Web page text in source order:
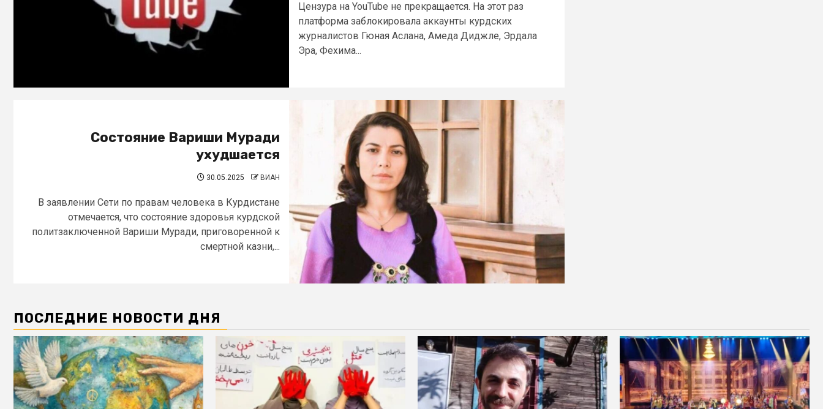
Цензура на YouTube не прекращается. На этот раз
платформа заблокировала аккаунты курдских
журналистов Гюная Аслана, Амеда Диджле, Эрдала
Эра, Фехима...
Состояние Вариши Муради
ухудшается
30.05.2025 ВИАН
В заявлении Сети по правам человека в Курдистане
отмечается, что состояние здоровья курдской
политзаключенной Вариши Муради, приговоренной к
смертной казни,...
ПОСЛЕДНИЕ НОВОСТИ ДНЯ